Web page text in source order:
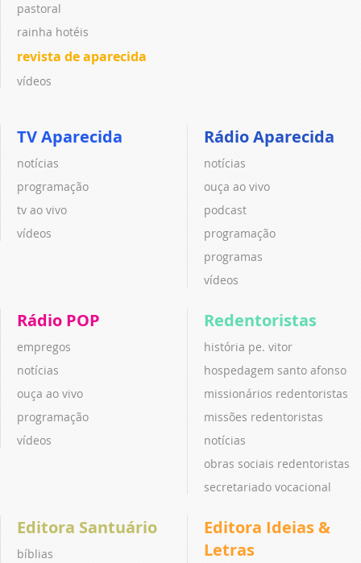
pastoral
rainha hotéis
revista de aparecida
vídeos
TV Aparecida
notícias
programação
tv ao vivo
vídeos
Rádio Aparecida
notícias
ouça ao vivo
podcast
programação
programas
vídeos
Rádio POP
empregos
notícias
ouça ao vivo
programação
vídeos
Redentoristas
história pe. vitor
hospedagem santo afonso
missionários redentoristas
missões redentoristas
notícias
obras sociais redentoristas
secretariado vocacional
Editora Santuário
bíblias
Editora Ideias &
Letras